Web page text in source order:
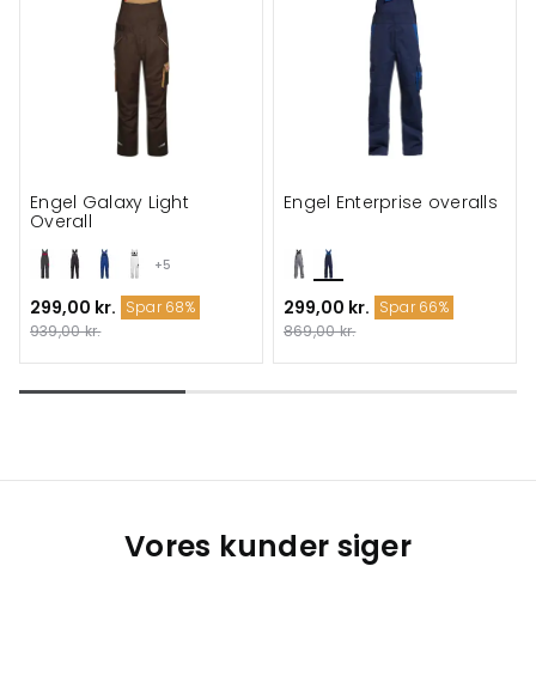
+5
Engel Galaxy Light
Overall
299,00 kr. Spar 68%
939,00 kr.
Engel Enterprise overalls
299,00 kr. Spar 66%
869,00 kr.
Vores kunder siger